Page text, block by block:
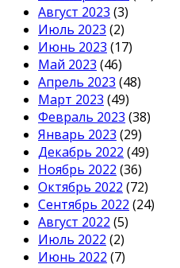
Август 2023 (3)
Июль 2023 (2)
Июнь 2023 (17)
Май 2023 (46)
Апрель 2023 (48)
Март 2023 (49)
Февраль 2023 (38)
Январь 2023 (29)
Декабрь 2022 (49)
Ноябрь 2022 (36)
Октябрь 2022 (72)
Сентябрь 2022 (24)
Август 2022 (5)
Июль 2022 (2)
Июнь 2022 (7)